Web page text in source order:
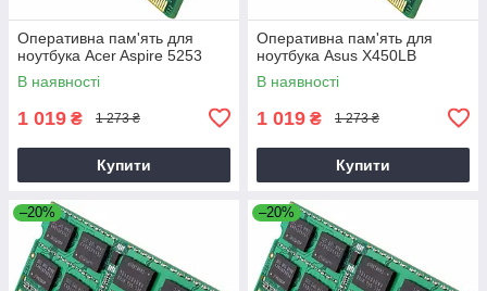
Оперативна пам'ять для
ноутбука Acer Aspire 5253
В наявності
1 019 ₴ 1 273 ₴
Купити
Оперативна пам'ять для
ноутбука Asus X450LB
В наявності
1 019 ₴ 1 273 ₴
Купити
–20% –20%